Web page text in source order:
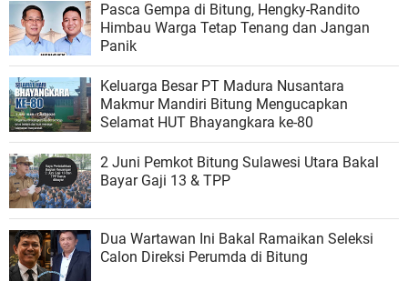
Pasca Gempa di Bitung, Hengky-Randito
Himbau Warga Tetap Tenang dan Jangan
Panik
Keluarga Besar PT Madura Nusantara
Makmur Mandiri Bitung Mengucapkan
Selamat HUT Bhayangkara ke-80
2 Juni Pemkot Bitung Sulawesi Utara Bakal
Bayar Gaji 13 & TPP
Dua Wartawan Ini Bakal Ramaikan Seleksi
Calon Direksi Perumda di Bitung